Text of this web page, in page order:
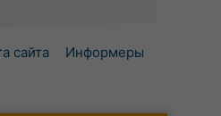
сайта Информеры